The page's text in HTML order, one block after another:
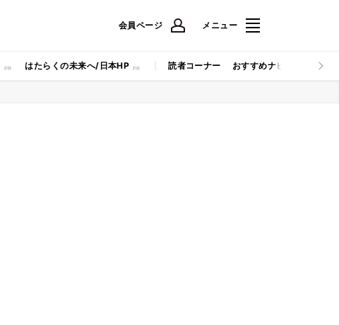
会員ページ メニュー
はたらくの未来へ/日本HP 読者コーナー おすすめナビ マイナビ